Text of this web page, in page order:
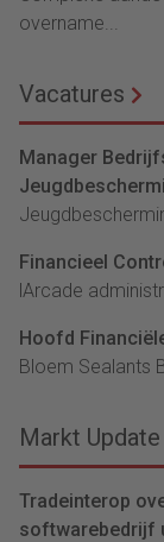
overname...
Vacatures
Manager
Financieel
lArcade
Hoofd
Bloem Sealants
Markt Update
Tradeinterop
softwarebedrijf